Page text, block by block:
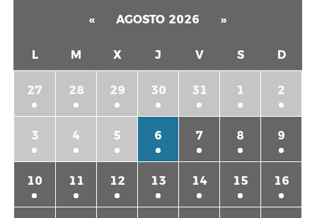
« AGOSTO 2026 »
L M X J V S D
27 28 29 30 31 1 2
3 4 5 6 7 8 9
10 11 12 13 14 15 16